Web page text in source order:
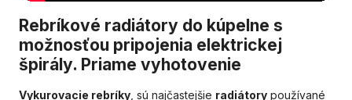
Rebríkové radiátory do kúpelne s
možnosťou pripojenia elektrickej
špirály. Priame vyhotovenie
Vykurovacie rebríky , sú najčastejšie radiátory používané